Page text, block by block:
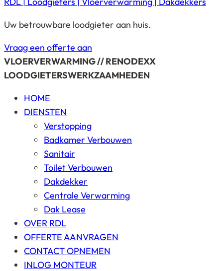
Uw betrouwbare loodgieter aan huis.
Vraag een offerte aan
VLOERVERWARMING // RENODEXX
LOODGIETERSWERKZAAMHEDEN
HOME
DIENSTEN
Verstopping
Badkamer Verbouwen
Sanitair
Toilet Verbouwen
Dakdekker
Centrale Verwarming
Dak Lease
OVER RDL
OFFERTE AANVRAGEN
CONTACT OPNEMEN
INLOG MONTEUR